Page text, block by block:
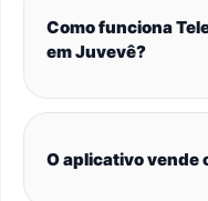
Como funciona
em Juvevê?
O aplicativo vende